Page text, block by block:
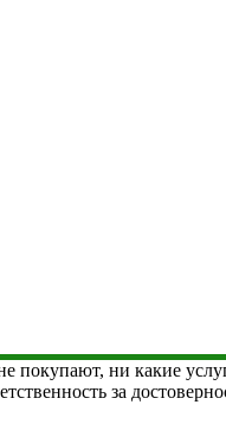
ни какие
за